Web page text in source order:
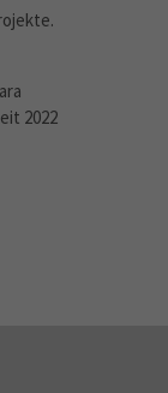
2022